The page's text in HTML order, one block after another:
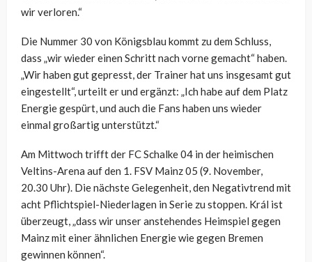
wir verloren.“
Die Nummer 30 von Königsblau kommt zu dem Schluss,
dass „wir wieder einen Schritt nach vorne gemacht“ haben.
„Wir haben gut gepresst, der Trainer hat uns insgesamt gut
eingestellt“, urteilt er und ergänzt: „Ich habe auf dem Platz
Energie gespürt, und auch die Fans haben uns wieder
einmal großartig unterstützt.“
Am Mittwoch trifft der FC Schalke 04 in der heimischen
Veltins-Arena auf den 1. FSV Mainz 05 (9. November,
20.30 Uhr). Die nächste Gelegenheit, den Negativtrend mit
acht Pflichtspiel-Niederlagen in Serie zu stoppen. Král ist
überzeugt, „dass wir unser anstehendes Heimspiel gegen
Mainz mit einer ähnlichen Energie wie gegen Bremen
gewinnen können“.